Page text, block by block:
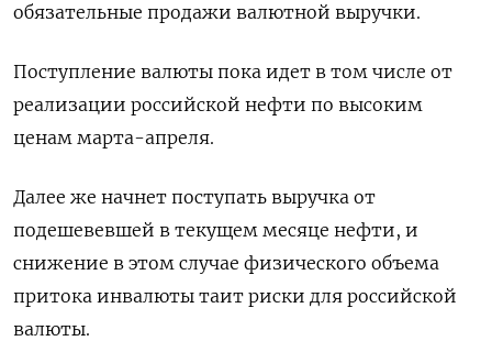
обязательные продажи валютной выручки.
Поступление валюты пока идет в том числе от
реализации российской нефти по высоким
ценам марта-апреля.
Далее же начнет поступать выручка от
подешевевшей в текущем месяце нефти, и
снижение в этом случае физического объема
притока инвалюты таит риски для российской
валюты.